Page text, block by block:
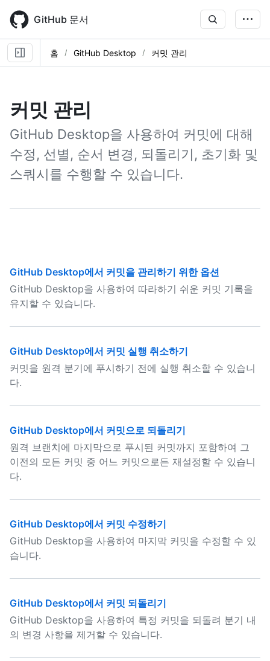
main
content
GitHub 문서
홈 GitHub Desktop 커밋 관리
커밋 관리
GitHub Desktop을 사용하여 커밋에 대해
수정, 선별, 순서 변경, 되돌리기, 초기화 및
스쿼시를 수행할 수 있습니다.
GitHub Desktop에서 커밋을 관리하기 위한 옵션
GitHub Desktop을 사용하여 따라하기 쉬운 커밋 기록을
유지할 수 있습니다.
GitHub Desktop에서 커밋 실행 취소하기
커밋을 원격 분기에 푸시하기 전에 실행 취소할 수 있습니
다.
GitHub Desktop에서 커밋으로 되돌리기
원격 브랜치에 마지막으로 푸시된 커밋까지 포함하여 그
이전의 모든 커밋 중 어느 커밋으로든 재설정할 수 있습니
다.
GitHub Desktop에서 커밋 수정하기
GitHub Desktop을 사용하여 마지막 커밋을 수정할 수 있
습니다.
GitHub Desktop에서 커밋 되돌리기
GitHub Desktop을 사용하여 특정 커밋을 되돌려 분기 내
의 변경 사항을 제거할 수 있습니다.